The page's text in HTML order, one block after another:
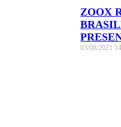
ZOOX
03/08/2021